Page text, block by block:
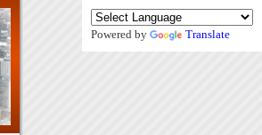
Powered by Translate